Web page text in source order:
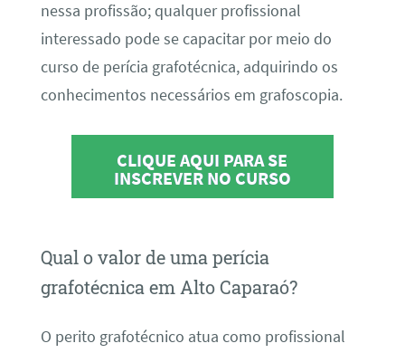
nessa profissão; qualquer profissional
interessado pode se capacitar por meio do
curso de perícia grafotécnica, adquirindo os
conhecimentos necessários em grafoscopia.
CLIQUE AQUI PARA SE
INSCREVER NO CURSO
Qual o valor de uma perícia
grafotécnica em Alto Caparaó?
O perito grafotécnico atua como profissional